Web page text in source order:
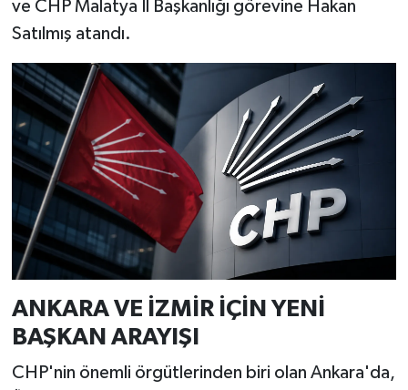
ve CHP Malatya İl Başkanlığı görevine Hakan
Satılmış atandı.
ANKARA VE İZMİR İÇİN YENİ
BAŞKAN ARAYIŞI
CHP'nin önemli örgütlerinden biri olan Ankara'da,